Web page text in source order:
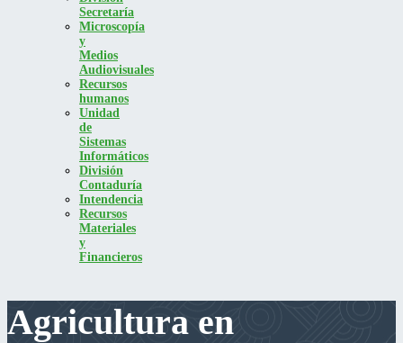
Secretaría
Microscopía
y
Medios
Audiovisuales
Recursos
humanos
Unidad
de
Sistemas
Informáticos
División
Contaduría
Intendencia
Recursos
Materiales
y
Financieros
Agricultura en